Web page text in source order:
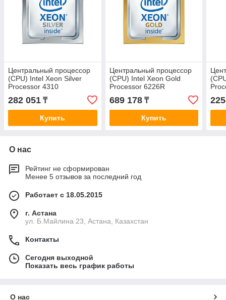
Центральный процессор
(CPU) Intel Xeon Silver
Processor 4310
282 051 ₸
Купить
Центральный процессор
(CPU) Intel Xeon Gold
Processor 6226R
689 178₸
Купить
О нас
Рейтинг не сформирован
Менее 5 отзывов за последний год
Работает с 18.05.2015
г. Астана
ул. Б.Майлина 23, Астана, Казахстан
Контакты
Сегодня выходной
Показать весь график работы
О нас